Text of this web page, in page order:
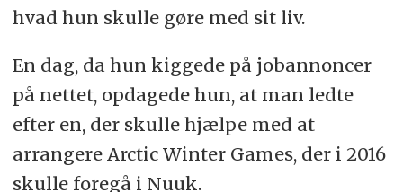
hvad hun skulle gøre med sit liv.
En dag, da hun kiggede på jobannoncer
på nettet, opdagede hun, at man ledte
efter en, der skulle hjælpe med at
arrangere Arctic Winter Games, der i 2016
skulle foregå i Nuuk.